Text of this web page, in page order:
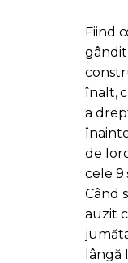
Fiind
gândit
înalt,
a
de
cele 9
Când
auzit
lângă